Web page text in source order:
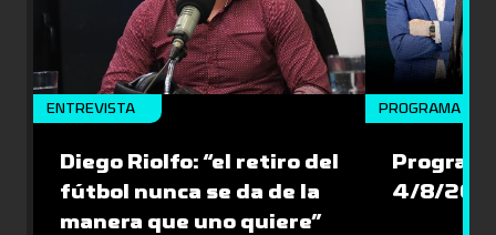
ENTREVISTA
Diego Riolfo: “el retiro del
fútbol nunca se da de la
manera que uno quiere”
PROGRAMA
4/8/